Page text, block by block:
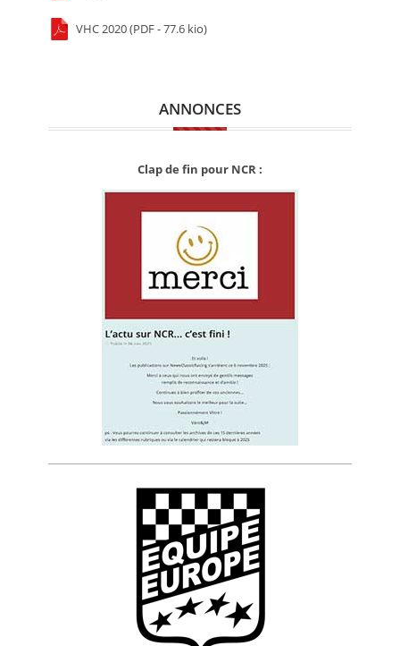
VHC 2020 (PDF - 77.6 kio)
ANNONCES
Clap de fin pour NCR :